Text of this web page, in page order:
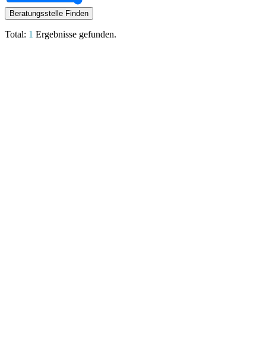
Beratungsstelle Finden
Total: 1 Ergebnisse gefunden.